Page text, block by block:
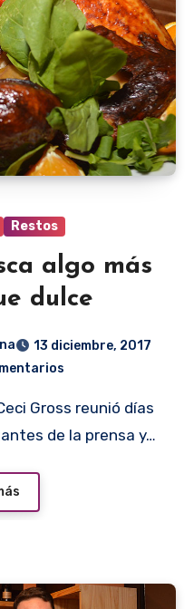
Restos
algo más
dulce
13 diciembre, 2017
de la prensa y…